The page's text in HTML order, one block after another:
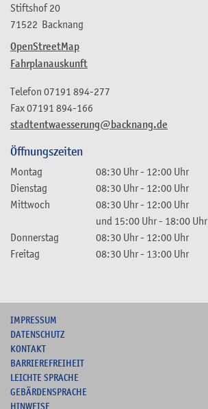
Stiftshof 20
71522 Backnang
OpenStreetMap
Fahrplanauskunft
stadtentwaesserung@backnang.de
Telefon 07191 894-277
Fax07191 894-166
Öffnungszeiten
Montag 08:30 Uhr- 12:00 Uhr
Dienstag
08:30 Uhr- 12:00 Uhr
Mittwoch
08:30 Uhr- 12:00 Uhr
und 15:00 Uhr- 18:00 Uhr
Donnerstag
08:30 Uhr- 12:00 Uhr
Freitag
08:30 Uhr- 13:00 Uhr
IMPRESSUM
DATENSCHUTZ
KONTAKT
BARRIEREFREIHEIT
LEICHTE SPRACHE
GEBÄRDENSPRACHE
HINWEISE